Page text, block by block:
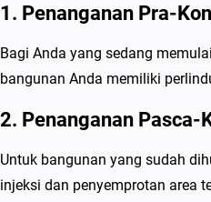
1. Penanganan Pra-
Bagi Anda yang sedang
bangunan Anda memiliki
2. Penanganan Pasca-
Untuk bangunan yang sudah
injeksi dan penyemprotan area